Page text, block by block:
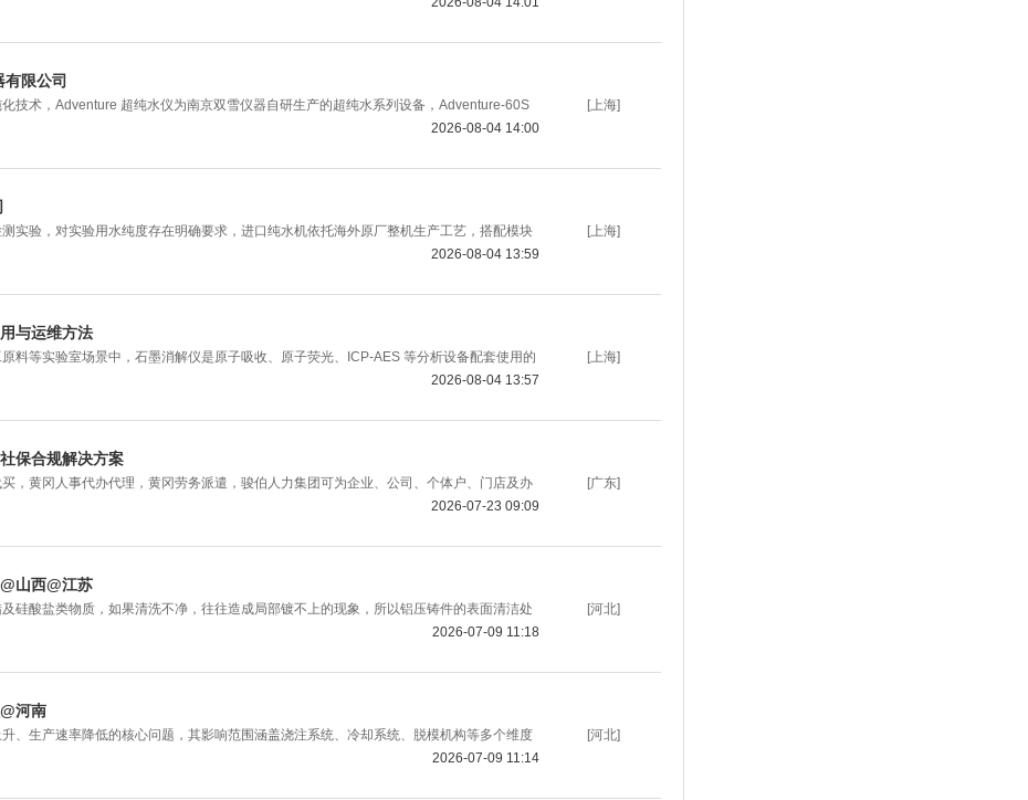
限公司
术，Adventure 超纯水仪为南京双雪仪器自研生产的超纯水系列设备，Adventure-60S
2026-08-04 14:00
[上海]
验，对实验用水纯度存在明确要求，进口纯水机依托海外原厂整机生产工艺，搭配模块
2026-08-04 13:59
[上海]
与运维方法
等实验室场景中，石墨消解仪是原子吸收、原子荧光、ICP-AES 等分析设备配套使用的
2026-08-04 13:57
[上海]
保合规解决方案
，黄冈人事代办代理，黄冈劳务派遣，骏伯人力集团可为企业、公司、个体户、门店及办
2026-07-23 09:09
[广东]
山西@江苏
酸盐类物质，如果清洗不净，往往造成局部镀不上的现象，所以铝压铸件的表面清洁处
2026-07-09 11:18
[河北]
河南
生产速率降低的核心问题，其影响范围涵盖浇注系统、冷却系统、脱模机构等多个维度
2026-07-09 11:14
[河北]